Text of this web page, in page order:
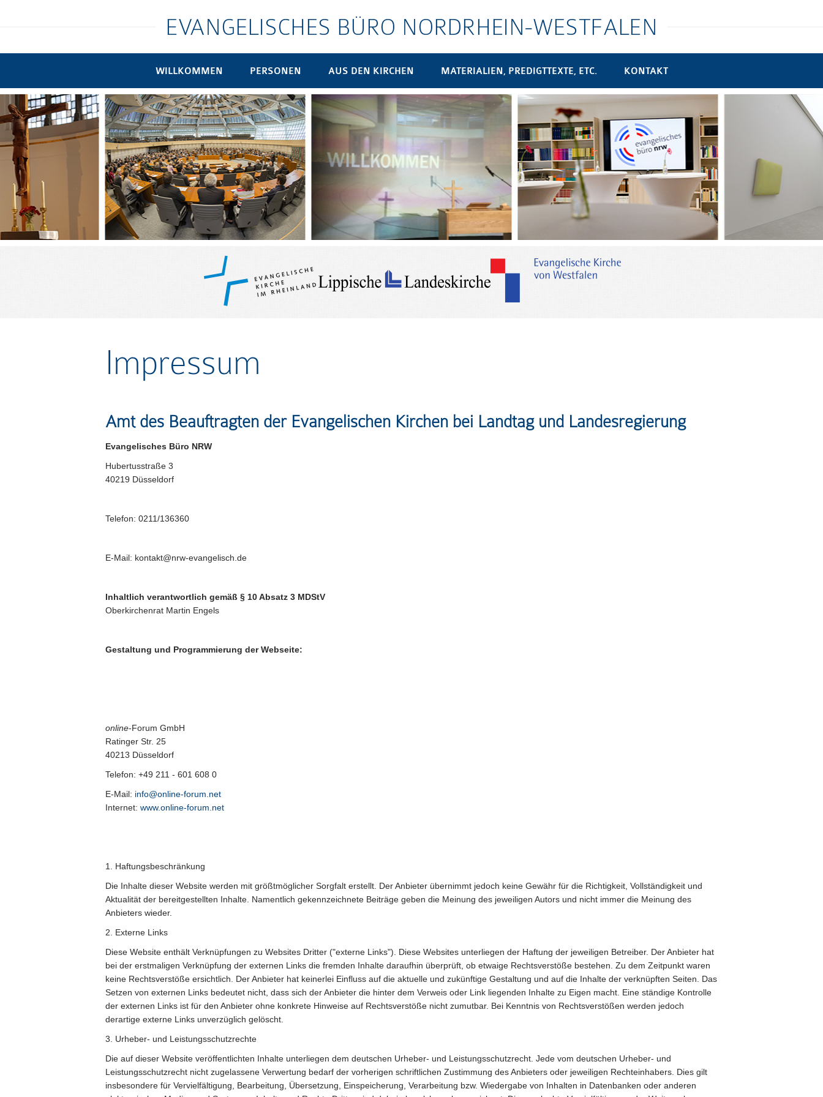
WILLKOMMEN PERSONEN AUS DEN KIRCHEN MATERIALIEN, PREDIGTTEXTE, ETC. KONTAKT
Impressum
Amt des Beauftragten der Evangelischen Kirchen bei Landtag und Landesregierung
Evangelisches Büro NRW
Hubertusstraße 3
40219 Düsseldorf
Telefon: 0211/136360
E-Mail: kontakt@nrw-evangelisch.de
Inhaltlich verantwortlich gemäß § 10 Absatz 3 MDStV
Oberkirchenrat Martin Engels
Gestaltung und Programmierung der Webseite:
online-Forum GmbH
Ratinger Str. 25
40213 Düsseldorf
Telefon: +49 211 - 601 608 0
E-Mail: info@online-forum.net
Internet: www.online-forum.net
1. Haftungsbeschränkung
Die Inhalte dieser Website werden mit größtmöglicher Sorgfalt erstellt. Der Anbieter übernimmt jedoch keine Gewähr für die Richtigkeit, Vollständigkeit und
Aktualität der bereitgestellten Inhalte. Namentlich gekennzeichnete Beiträge geben die Meinung des jeweiligen Autors und nicht immer die Meinung des
Anbieters wieder.
2. Externe Links
Diese Website enthält Verknüpfungen zu Websites Dritter ("externe Links"). Diese Websites unterliegen der Haftung der jeweiligen Betreiber. Der Anbieter hat
bei der erstmaligen Verknüpfung der externen Links die fremden Inhalte daraufhin überprüft, ob etwaige Rechtsverstöße bestehen. Zu dem Zeitpunkt waren
keine Rechtsverstöße ersichtlich. Der Anbieter hat keinerlei Einfluss auf die aktuelle und zukünftige Gestaltung und auf die Inhalte der verknüpften Seiten. Das
Setzen von externen Links bedeutet nicht, dass sich der Anbieter die hinter dem Verweis oder Link liegenden Inhalte zu Eigen macht. Eine ständige Kontrolle
der externen Links ist für den Anbieter ohne konkrete Hinweise auf Rechtsverstöße nicht zumutbar. Bei Kenntnis von Rechtsverstößen werden jedoch
derartige externe Links unverzüglich gelöscht.
3. Urheber- und Leistungsschutzrechte
Die auf dieser Website veröffentlichten Inhalte unterliegen dem deutschen Urheber- und Leistungsschutzrecht. Jede vom deutschen Urheber- und
Leistungsschutzrecht nicht zugelassene Verwertung bedarf der vorherigen schriftlichen Zustimmung des Anbieters oder jeweiligen Rechteinhabers. Dies gilt
insbesondere für Vervielfältigung, Bearbeitung, Übersetzung, Einspeicherung, Verarbeitung bzw. Wiedergabe von Inhalten in Datenbanken oder anderen